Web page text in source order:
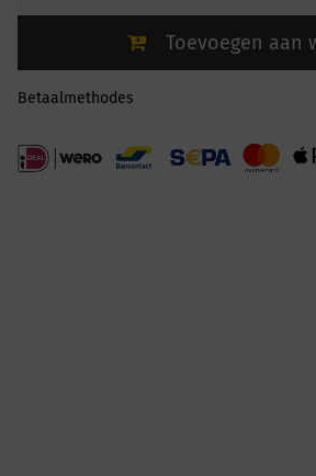
Toevoegen aan
Betaalmethodes